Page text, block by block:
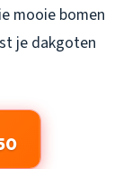
mooie bomen
je dakgoten